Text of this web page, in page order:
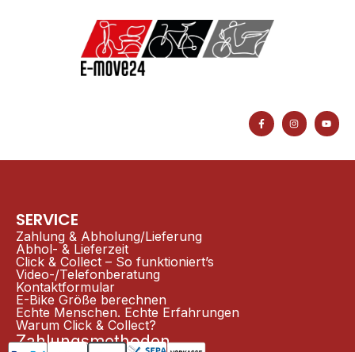
F
a
c
o
I
n
s
g
Y
o
u
b
SERVICE
Zahlung & Abholung/Lieferung
Abhol- & Lieferzeit
Click & Collect – So funktioniert’s
Video-/Telefonberatung
Kontaktformular
E-Bike Größe berechnen
Echte Menschen. Echte Erfahrungen
Warum Click & Collect?
Zahlungsmethoden